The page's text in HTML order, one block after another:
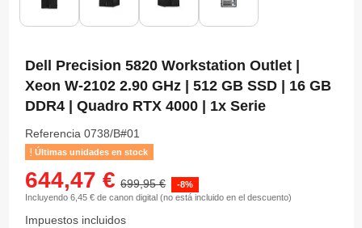
Dell Precision 5820 Workstation Outlet |
Xeon W-2102 2.90 GHz | 512 GB SSD | 16 GB
DDR4 | Quadro RTX 4000 | 1x Serie
Referencia 0738/B#01
Últimas unidades en stock
644,47 € 699,95 €
-8%
Incluyendo 6,45 € de canon digital (no está incluido en el descuento)
Impuestos incluidos